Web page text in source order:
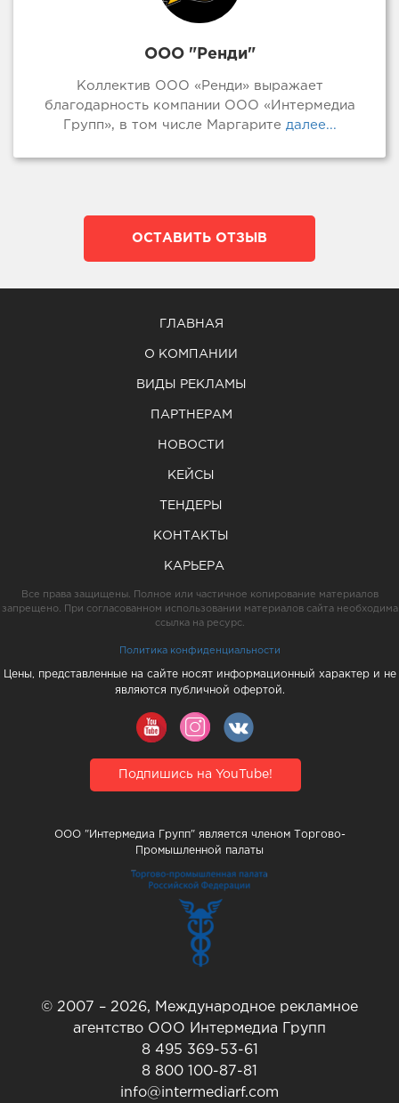
ООО "Ренди"
Коллектив ООО «Ренди» выражает
благодарность компании ООО «Интермедиа
Групп», в том числе Маргарите далее...
ОСТАВИТЬ ОТЗЫВ
ГЛАВНАЯ
О КОМПАНИИ
ВИДЫ РЕКЛАМЫ
ПАРТНЕРАМ
НОВОСТИ
КЕЙСЫ
ТЕНДЕРЫ
КОНТАКТЫ
КАРЬЕРА
Все права защищены. Полное или частичное копирование материалов
запрещено. При согласованном использовании материалов сайта необходима
ссылка на ресурс.
Политика конфиденциальности
Цены, представленные на сайте носят информационный характер и не
являются публичной офертой.
Подпишись на YouTube!
ООО "Интермедиа Групп" является членом Торгово-
Промышленной палаты
© 2007 – 2026, Международное рекламное
агентство ООО Интермедиа Групп
8 495 369-53-61
8 800 100-87-81
info@intermediarf.com